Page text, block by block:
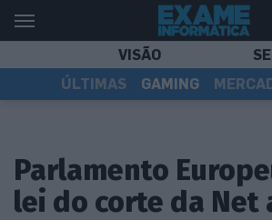
VISÃO
ÚLTIMAS
GAMING
Parlamento
lei do corte da Net